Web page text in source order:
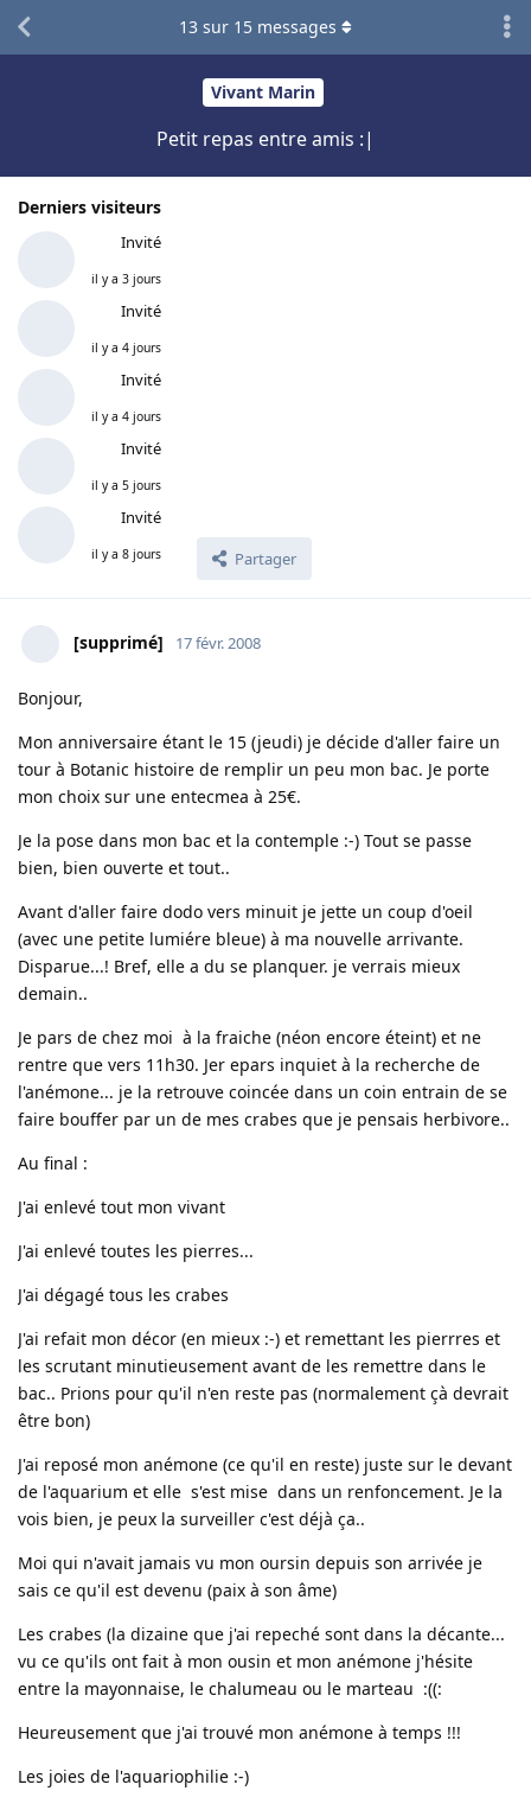
Vivant Marin
Petit repas entre amis :|
Derniers visiteurs
Invité
il y a 3 jours
Invité
il y a 4 jours
Invité
il y a 4 jours
Invité
il y a 5 jours
Invité
il y a 8 jours Partager
13 sur 15 messages
[supprimé] 17 févr. 2008
Bonjour,
Mon anniversaire étant le 15 (jeudi) je décide d'aller faire un
tour à Botanic histoire de remplir un peu mon bac. Je porte
mon choix sur une entecmea à 25€.
Je la pose dans mon bac et la contemple :-) Tout se passe
bien, bien ouverte et tout..
Avant d'aller faire dodo vers minuit je jette un coup d'oeil
(avec une petite lumiére bleue) à ma nouvelle arrivante.
Disparue...! Bref, elle a du se planquer. je verrais mieux
demain..
Je pars de chez moi à la fraiche (néon encore éteint) et ne
rentre que vers 11h30. Jer epars inquiet à la recherche de
l'anémone... je la retrouve coincée dans un coin entrain de se
faire bouffer par un de mes crabes que je pensais herbivore..
Au final :
J'ai enlevé tout mon vivant
J'ai enlevé toutes les pierres...
J'ai dégagé tous les crabes
J'ai refait mon décor (en mieux :-) et remettant les pierrres et
les scrutant minutieusement avant de les remettre dans le
bac.. Prions pour qu'il n'en reste pas (normalement çà devrait
être bon)
J'ai reposé mon anémone (ce qu'il en reste) juste sur le devant
de l'aquarium et elle s'est mise dans un renfoncement. Je la
vois bien, je peux la surveiller c'est déjà ça..
Moi qui n'avait jamais vu mon oursin depuis son arrivée je
sais ce qu'il est devenu (paix à son âme)
Les crabes (la dizaine que j'ai repeché sont dans la décante...
vu ce qu'ils ont fait à mon ousin et mon anémone j'hésite
entre la mayonnaise, le chalumeau ou le marteau :((:
Heureusement que j'ai trouvé mon anémone à temps !!!
Les joies de l'aquariophilie :-)